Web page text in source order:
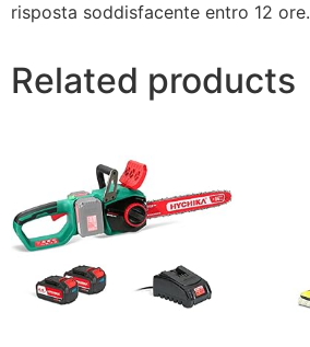
risposta soddisfacente entro 12 ore.
Related products